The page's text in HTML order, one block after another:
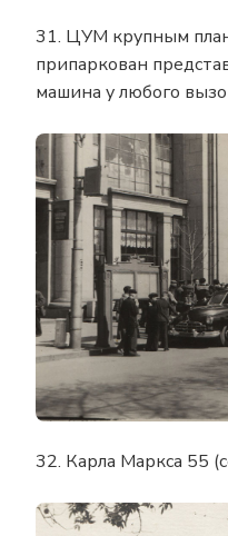
31. ЦУМ крупным
припаркован
машина у любого
32. Карла Маркса 55